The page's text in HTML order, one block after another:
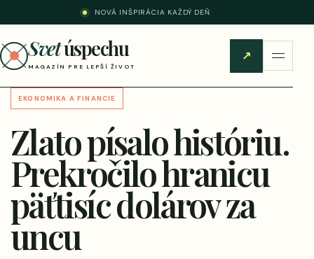
NOVÁ INŠPIRÁCIA KAŽDÝ DEŇ
Svetúspechu
MAGAZÍN PRE LEPŠÍ ŽIVOT
↗
EKONOMIKA A FINANCIE
Zlato písalo históriu.
Prekročilo hranicu
päťtisíc dolárov za
uncu